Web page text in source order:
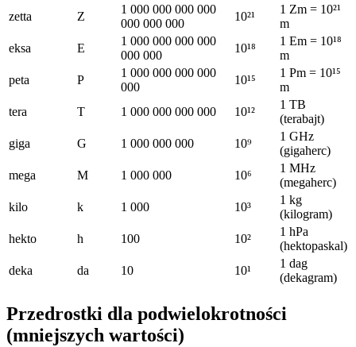
zetta
Z
1 000 000 000 000
000 000 000
10²¹
1 Zm = 10²¹
m
eksa
E
1 000 000 000 000
000 000
10¹⁸
1 Em = 10¹⁸
m
peta
P
1 000 000 000 000
000
10¹⁵
1 Pm = 10¹⁵
m
tera
T 1 000 000 000 000 10¹²
1 TB
(terabajt)
giga
G 1 000 000 000 10⁹
1 GHz
(gigaherc)
mega
M 1 000 000 10⁶
1 MHz
(megaherc)
kilo
k 1 000 10³
1 kg
(kilogram)
hekto
h 100 10²
1 hPa
(hektopaskal)
deka
da 10 10¹
1 dag
(dekagram)
Przedrostki dla podwielokrotności
(mniejszych wartości)